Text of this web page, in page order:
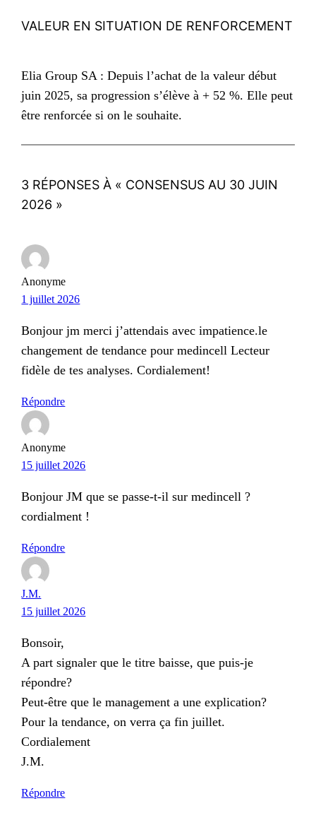
VALEUR EN SITUATION DE RENFORCEMENT
Elia Group SA : Depuis l’achat de la valeur début
juin 2025, sa progression s’élève à + 52 %. Elle peut
être renforcée si on le souhaite.
3 RÉPONSES À « CONSENSUS AU 30 JUIN
2026 »
Anonyme
1 juillet 2026
Bonjour jm merci j’attendais avec impatience.le
changement de tendance pour medincell Lecteur
fidèle de tes analyses. Cordialement!
Répondre
Anonyme
15 juillet 2026
Bonjour JM que se passe-t-il sur medincell ?
cordialment !
Répondre
J.M.
15 juillet 2026
Bonsoir,
A part signaler que le titre baisse, que puis-je
répondre?
Peut-être que le management a une explication?
Pour la tendance, on verra ça fin juillet.
Cordialement
J.M.
Répondre